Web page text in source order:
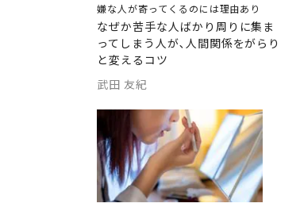
嫌な人が寄ってくるのには理由あり
なぜか苦手な人ばかり周りに集ま
ってしまう人が､人間関係をがらり
と変えるコツ
武田 友紀